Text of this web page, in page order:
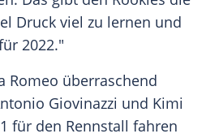
Druck viel zu lernen und
2022."
Romeo überraschend
Giovinazzi und Kimi
für den Rennstall fahren